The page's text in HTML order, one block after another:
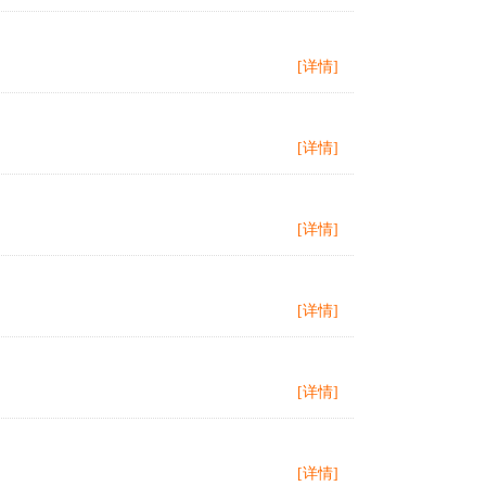
[详情]
[详情]
[详情]
[详情]
[详情]
[详情]